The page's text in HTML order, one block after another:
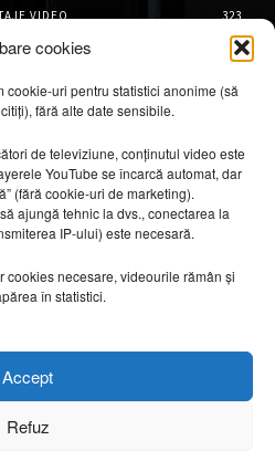
cookies
cookie-uri pentru statistici anonime (să
fără alte date sensibile.
de televiziune, conținutul video este
YouTube se încarcă automat, dar
(fără cookie-uri de marketing).
ajungă tehnic la dvs., conectarea la
IP-ului) este necesară.
cookies necesare, videourile rămân și
în statistici.
Accept
Refuz
VIDEO
323
INTERIOARE
126
INTERIOR
64
& DESIGN
& ANALIZE
43
moderne
care